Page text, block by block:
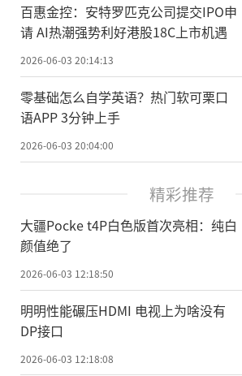
百惠金控：安特罗匹克公司提交IPO申
请 AI热潮强势利好港股18C上市机遇
2026-06-03 20:14:13
零基础怎么自学英语？热门软可栗口
语APP 3分钟上手
2026-06-03 20:04:00
精彩推荐
大疆Pocke t4P白色版首次亮相：纯白
颜值绝了
2026-06-03 12:18:50
明明性能碾压HDMI 电视上为啥没有
DP接口
2026-06-03 12:18:08